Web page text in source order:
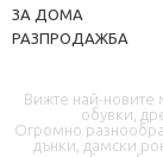
ЗА ДОМА
РАЗПРОДАЖБА
Вижте най-новите
обувки,
Огромно
дънки, дамски